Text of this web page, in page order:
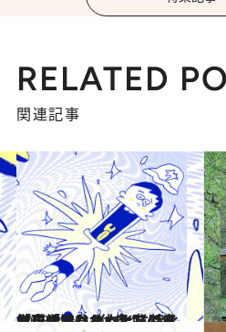
RELATED
関連記事
2023.2.24
「現代人はもっと怠けるべきです」 “休息”に特化した「渋谷サウナス」で 無自覚にたまった脳の疲労をオフ
カルチャー フ